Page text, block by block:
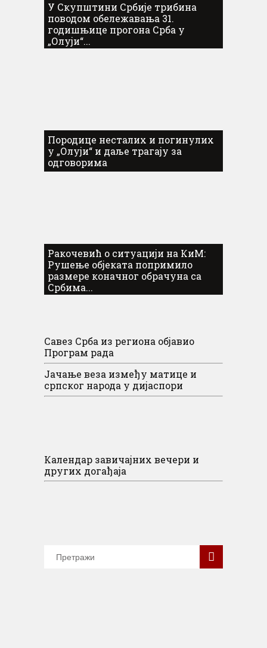
У Скупштини Србије трибина
поводом обележавања 31.
годишњице прогона Срба у
„Олуји“...
Породице несталих и погинулих
у „Олуји“ и даље трагају за
одговорима
Ракочевић о ситуацији на КиМ:
Рушење објеката попримило
размере коначног обрачуна са
Србима...
Савез Срба из региона објавио
Програм рада
Јачање веза између матице и
српског народа у дијаспори
Календар завичајних вечери и
других догађаја